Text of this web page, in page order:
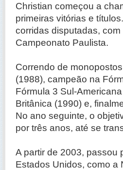
Christian começou a
primeiras vitórias e
corridas disputadas,
Campeonato Paulista.
Correndo de
(1988), campeão na
Fórmula 3 Sul-
Britânica (1990) e,
No ano seguinte, o
por três anos, até se
A partir de 2003, passou
Estados Unidos, como a